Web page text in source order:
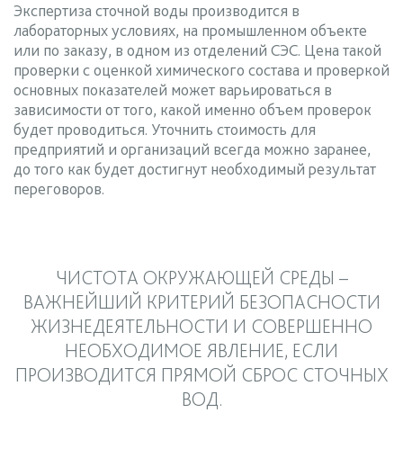
Экспертиза сточной воды производится в
лабораторных условиях, на промышленном объекте
или по заказу, в одном из отделений СЭС. Цена такой
проверки с оценкой химического состава и проверкой
основных показателей может варьироваться в
зависимости от того, какой именно объем проверок
будет проводиться. Уточнить стоимость для
предприятий и организаций всегда можно заранее,
до того как будет достигнут необходимый результат
переговоров.
ЧИСТОТА ОКРУЖАЮЩЕЙ СРЕДЫ –
ВАЖНЕЙШИЙ КРИТЕРИЙ БЕЗОПАСНОСТИ
ЖИЗНЕДЕЯТЕЛЬНОСТИ И СОВЕРШЕННО
НЕОБХОДИМОЕ ЯВЛЕНИЕ, ЕСЛИ
ПРОИЗВОДИТСЯ ПРЯМОЙ СБРОС СТОЧНЫХ
ВОД.